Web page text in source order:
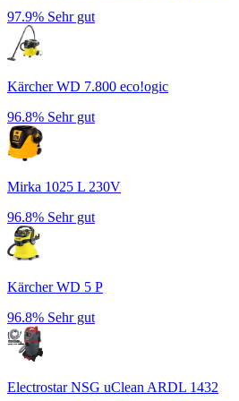
97.9% Sehr gut
Kärcher WD 7.800 eco!ogic
96.8% Sehr gut
Mirka 1025 L 230V
96.8% Sehr gut
Kärcher WD 5 P
96.8% Sehr gut
Electrostar NSG uClean ARDL 1432